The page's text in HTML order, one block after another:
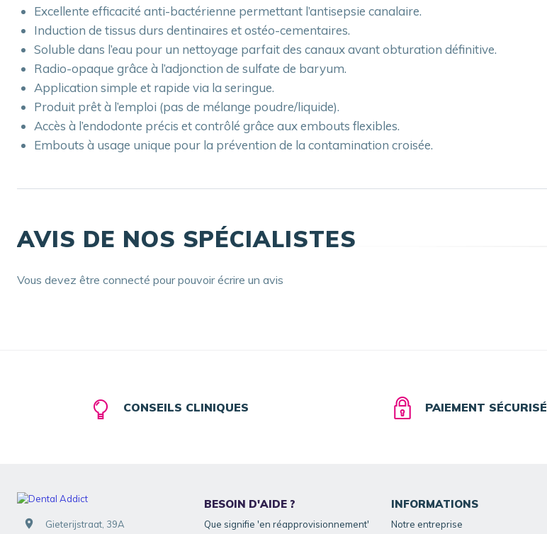
Excellente efficacité anti-bactérienne permettant l’antisepsie canalaire.
Induction de tissus durs dentinaires et ostéo-cementaires.
Soluble dans l’eau pour un nettoyage parfait des canaux avant obturation définitive.
Radio-opaque grâce à l’adjonction de sulfate de baryum.
Application simple et rapide via la seringue.
Produit prêt à l’emploi (pas de mélange poudre/liquide).
Accès à l’endodonte précis et contrôlé grâce aux embouts flexibles.
Embouts à usage unique pour la prévention de la contamination croisée.
AVIS DE NOS SPÉCIALISTES
Vous devez être connecté pour pouvoir écrire un avis
CONSEILS CLINIQUES PAIEMENT SÉCURISÉ
Gieterijstraat, 39A
BESOIN D'AIDE ?
Que signifie 'en réapprovisionnement'
INFORMATIONS
Notre entreprise